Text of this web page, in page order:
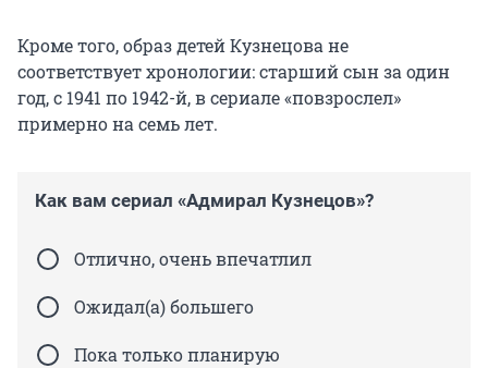
Кроме того, образ детей Кузнецова не
соответствует хронологии: старший сын за один
год, с 1941 по 1942-й, в сериале «повзрослел»
примерно на семь лет.
Как вам сериал «Адмирал Кузнецов»?
Отлично, очень впечатлил
Ожидал(а) большего
Пока только планирую